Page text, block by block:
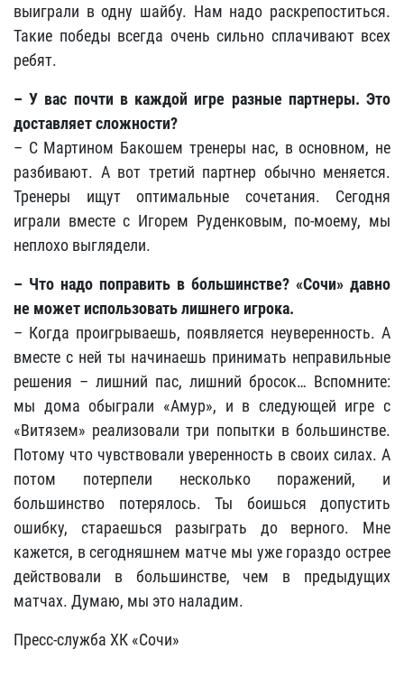
выиграли в одну шайбу. Нам надо раскрепоститься.
Такие победы всегда очень сильно сплачивают всех
ребят.
– У вас почти в каждой игре разные партнеры. Это
доставляет сложности?
– С Мартином Бакошем тренеры нас, в основном, не
разбивают. А вот третий партнер обычно меняется.
Тренеры ищут оптимальные сочетания. Сегодня
играли вместе с Игорем Руденковым, по-моему, мы
неплохо выглядели.
– Что надо поправить в большинстве? «Сочи» давно
не может использовать лишнего игрока.
– Когда проигрываешь, появляется неуверенность. А
вместе с ней ты начинаешь принимать неправильные
решения – лишний пас, лишний бросок… Вспомните:
мы дома обыграли «Амур», и в следующей игре с
«Витязем» реализовали три попытки в большинстве.
Потому что чувствовали уверенность в своих силах. А
потом потерпели несколько поражений, и
большинство потерялось. Ты боишься допустить
ошибку, стараешься разыграть до верного. Мне
кажется, в сегодняшнем матче мы уже гораздо острее
действовали в большинстве, чем в предыдущих
матчах. Думаю, мы это наладим.
Пресс-служба ХК «Сочи»